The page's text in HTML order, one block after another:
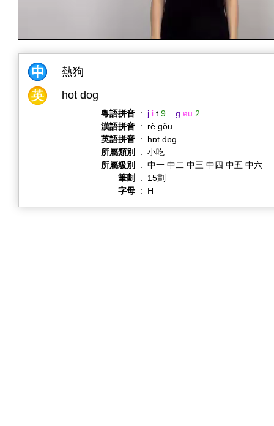
熱狗
hot dog
粵語拼音 : j i t 9 g ɐu 2
漢語拼音 :
rè gǒu
英語拼音 :
hɒt dɒɡ
所屬類別
: 小吃
所屬級別
: 中一 中二 中三 中四 中五 中六
筆劃
:
15劃
字母 : H